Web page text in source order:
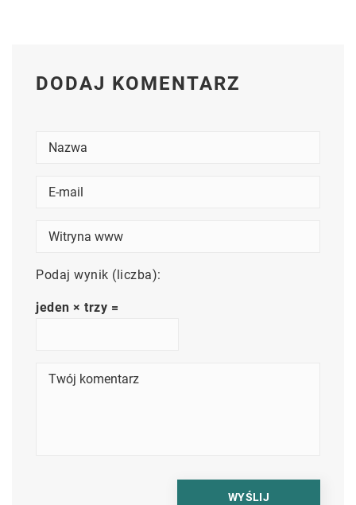
DODAJ KOMENTARZ
Podaj wynik (liczba):
jeden × trzy =